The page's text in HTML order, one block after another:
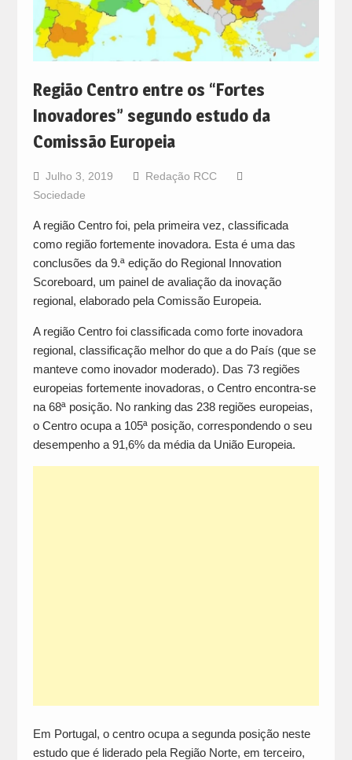
Região Centro entre os “Fortes
Inovadores” segundo estudo da
Comissão Europeia
Julho 3, 2019
Redação RCC
Sociedade
A região Centro foi, pela primeira vez, classificada
como região fortemente inovadora. Esta é uma das
conclusões da 9.ª edição do Regional Innovation
Scoreboard, um painel de avaliação da inovação
regional, elaborado pela Comissão Europeia.
A região Centro foi classificada como forte inovadora
regional, classificação melhor do que a do País (que se
manteve como inovador moderado). Das 73 regiões
europeias fortemente inovadoras, o Centro encontra-se
na 68ª posição. No ranking das 238 regiões europeias,
o Centro ocupa a 105ª posição, correspondendo o seu
desempenho a 91,6% da média da União Europeia.
Em Portugal, o centro ocupa a segunda posição neste
estudo que é liderado pela Região Norte, em terceiro,